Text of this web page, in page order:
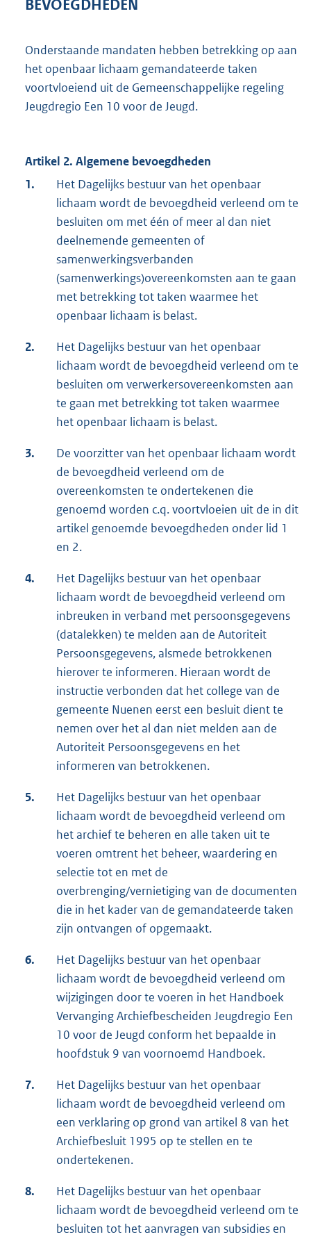
BEVOEGDHEDEN
Onderstaande mandaten hebben betrekking op aan
het openbaar lichaam gemandateerde taken
voortvloeiend uit de Gemeenschappelijke regeling
Jeugdregio Een 10 voor de Jeugd.
Artikel 2. Algemene bevoegdheden
1.
Het Dagelijks bestuur van het openbaar
lichaam wordt de bevoegdheid verleend om te
besluiten om met één of meer al dan niet
deelnemende gemeenten of
samenwerkingsverbanden
(samenwerkings)overeenkomsten aan te gaan
met betrekking tot taken waarmee het
openbaar lichaam is belast.
2.
Het Dagelijks bestuur van het openbaar
lichaam wordt de bevoegdheid verleend om te
besluiten om verwerkersovereenkomsten aan
te gaan met betrekking tot taken waarmee
het openbaar lichaam is belast.
3.
De voorzitter van het openbaar lichaam wordt
de bevoegdheid verleend om de
overeenkomsten te ondertekenen die
genoemd worden c.q. voortvloeien uit de in dit
artikel genoemde bevoegdheden onder lid 1
en 2.
4.
Het Dagelijks bestuur van het openbaar
lichaam wordt de bevoegdheid verleend om
inbreuken in verband met persoonsgegevens
(datalekken) te melden aan de Autoriteit
Persoonsgegevens, alsmede betrokkenen
hierover te informeren. Hieraan wordt de
instructie verbonden dat het college van de
gemeente Nuenen eerst een besluit dient te
nemen over het al dan niet melden aan de
Autoriteit Persoonsgegevens en het
informeren van betrokkenen.
5.
Het Dagelijks bestuur van het openbaar
lichaam wordt de bevoegdheid verleend om
het archief te beheren en alle taken uit te
voeren omtrent het beheer, waardering en
selectie tot en met de
overbrenging/vernietiging van de documenten
die in het kader van de gemandateerde taken
zijn ontvangen of opgemaakt.
6.
Het Dagelijks bestuur van het openbaar
lichaam wordt de bevoegdheid verleend om
wijzigingen door te voeren in het Handboek
Vervanging Archiefbescheiden Jeugdregio Een
10 voor de Jeugd conform het bepaalde in
hoofdstuk 9 van voornoemd Handboek.
7.
Het Dagelijks bestuur van het openbaar
lichaam wordt de bevoegdheid verleend om
een verklaring op grond van artikel 8 van het
Archiefbesluit 1995 op te stellen en te
ondertekenen.
8.
Het Dagelijks bestuur van het openbaar
lichaam wordt de bevoegdheid verleend om te
besluiten tot het aanvragen van subsidies en